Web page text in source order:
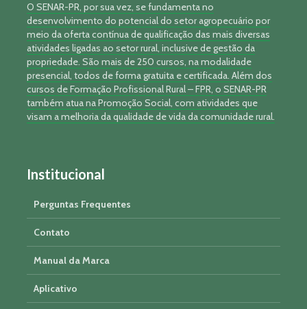
O SENAR-PR, por sua vez, se fundamenta no
desenvolvimento do potencial do setor agropecuário por
meio da oferta contínua de qualificação das mais diversas
atividades ligadas ao setor rural, inclusive de gestão da
propriedade. São mais de 250 cursos, na modalidade
presencial, todos de forma gratuita e certificada. Além dos
cursos de Formação Profissional Rural – FPR, o SENAR-PR
também atua na Promoção Social, com atividades que
visam a melhoria da qualidade de vida da comunidade rural.
Institucional
Perguntas Frequentes
Contato
Manual da Marca
Aplicativo